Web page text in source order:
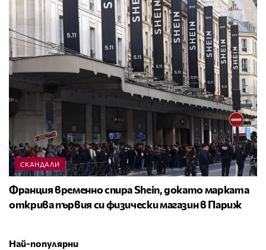
СКАНДАЛИ
Франция временно спира Shein, докато марката
открива първия си физически магазин в Париж
Най-популярни